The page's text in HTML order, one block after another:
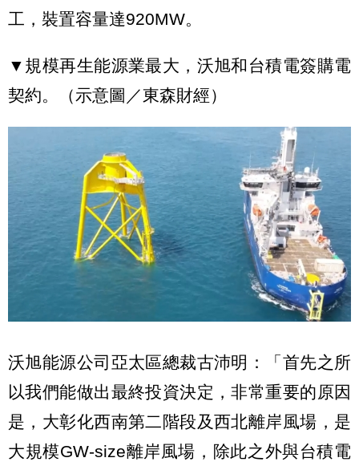
工，裝置容量達920MW。
▼規模再生能源業最大，沃旭和台積電簽購電
契約。（示意圖／東森財經）
沃旭能源公司亞太區總裁古沛明：「首先之所
以我們能做出最終投資決定，非常重要的原因
是，大彰化西南第二階段及西北離岸風場，是
大規模GW-size離岸風場，除此之外與台積電